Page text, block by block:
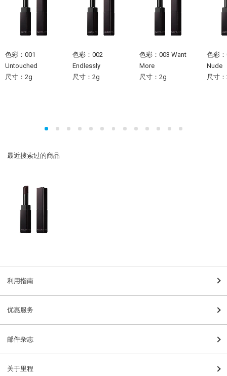
色彩：001
Untouched
尺寸：2g
色彩：002
Endlessly
尺寸：2g
色彩：003 Want
More
尺寸：2g
色彩
Nude
尺寸
最近搜索过的商品
利用指南
优惠服务
邮件杂志
关于里程